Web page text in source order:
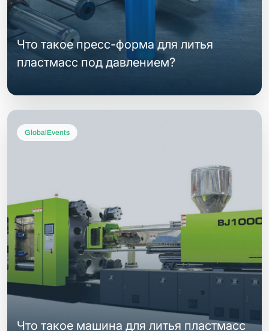
Что такое пресс-форма для литья
пластмасс под давлением?
GlobalEvents
Что такое машина для литья пластмасс